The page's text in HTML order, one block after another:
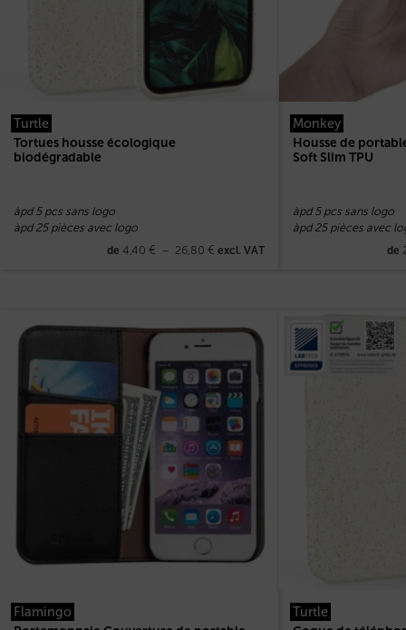
Turtle
Tortues housse écologique
biodégradable
àpd 5 pcs sans logo
àpd 25 pièces avec logo
de4,40 € – 26,80 € excl. VAT
Monkey
Housse de
Soft Slim TPU
àpd 5 pcs sans logo
àpd 25 pièces avec
de
Flamingo Turtle